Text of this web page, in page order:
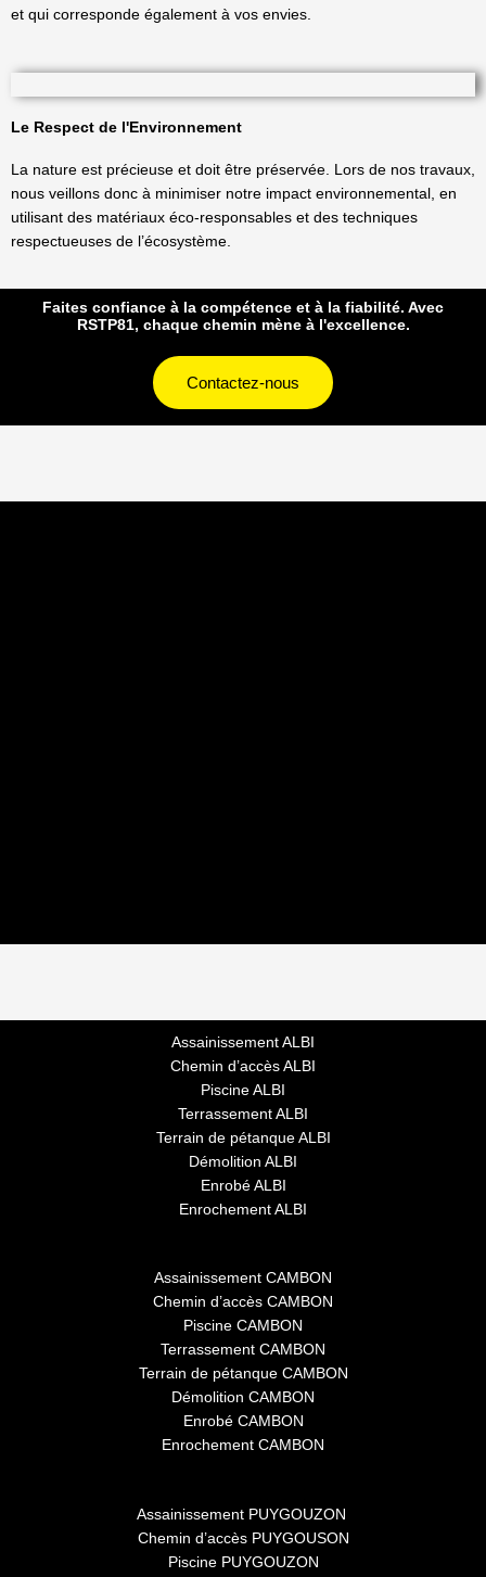
et qui corresponde également à vos envies.
Le Respect de l'Environnement
La nature est précieuse et doit être préservée. Lors de nos travaux,
nous veillons donc à minimiser notre impact environnemental, en
utilisant des matériaux éco-responsables et des techniques
respectueuses de l’écosystème.
Faites confiance à la compétence et à la fiabilité. Avec
RSTP81, chaque chemin mène à l'excellence.
Contactez-nous
Assainissement ALBI
Chemin d’accès ALBI
Piscine ALBI
Terrassement ALBI
Terrain de pétanque ALBI
Démolition ALBI
Enrobé ALBI
Enrochement ALBI
Assainissement CAMBON
Chemin d’accès CAMBON
Piscine CAMBON
Terrassement CAMBON
Terrain de pétanque CAMBON
Démolition CAMBON
Enrobé CAMBON
Enrochement CAMBON
Assainissement PUYGOUZON
Chemin d’accès PUYGOUSON
Piscine PUYGOUZON